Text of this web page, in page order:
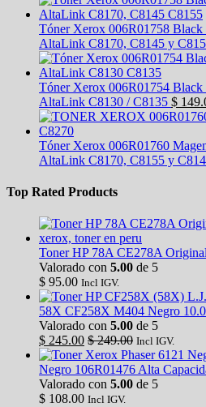
Tóner Xerox 006R01758
AltaLink C8170, C8145 y
Tóner Xerox 006R01754
AltaLink C8130 / C8135 $
Tóner Xerox 006R01760
AltaLink C8170, C8155 y
Top Rated Products
Toner HP 78A CE278A
Valorado con 5.00 de 5
$ 95.00 Incl IGV.
58X CF258X M404 Negro
Valorado con 5.00 de 5
$ 245.00 $249.00 Incl IGV.
Negro 106R01476 Alta
Valorado con 5.00 de 5
$ 108.00 Incl IGV.